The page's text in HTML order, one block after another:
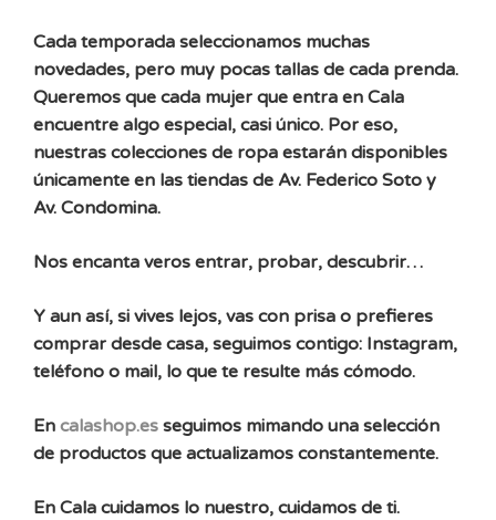
Cada temporada seleccionamos muchas
novedades, pero muy pocas tallas de cada prenda.
Queremos que cada mujer que entra en Cala
encuentre algo especial, casi único. Por eso,
nuestras colecciones de ropa estarán disponibles
únicamente en las tiendas de Av. Federico Soto y
Av. Condomina.
Nos encanta veros entrar, probar, descubrir…
Y aun así, si vives lejos, vas con prisa o prefieres
comprar desde casa, seguimos contigo: Instagram,
teléfono o mail, lo que te resulte más cómodo.
En calashop.es seguimos mimando una selección
de productos que actualizamos constantemente.
En Cala cuidamos lo nuestro, cuidamos de ti.